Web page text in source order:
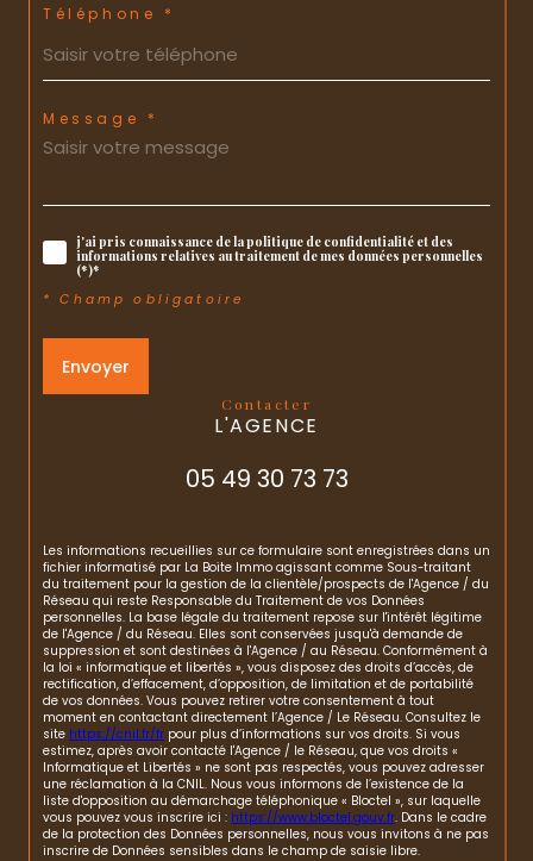
Téléphone *
Message *
j'ai pris connaissance de la politique de confidentialité et des
informations relatives au traitement de mes données personnelles
(*)*
* Champ obligatoire
Envoyer
contacter
L'AGENCE
05 49 30 73 73
Les informations recueillies sur ce formulaire sont enregistrées dans un
fichier informatisé par La Boite Immo agissant comme Sous-traitant
du traitement pour la gestion de la clientèle/prospects de l'Agence / du
Réseau qui reste Responsable du Traitement de vos Données
personnelles. La base légale du traitement repose sur l'intérêt légitime
de l'Agence / du Réseau. Elles sont conservées jusqu'à demande de
suppression et sont destinées à l'Agence / au Réseau. Conformément à
la loi « informatique et libertés », vous disposez des droits d’accès, de
rectification, d’effacement, d’opposition, de limitation et de portabilité
de vos données. Vous pouvez retirer votre consentement à tout
moment en contactant directement l’Agence / Le Réseau. Consultez le
site https://cnil.fr/fr pour plus d’informations sur vos droits. Si vous
estimez, après avoir contacté l'Agence / le Réseau, que vos droits «
Informatique et Libertés » ne sont pas respectés, vous pouvez adresser
une réclamation à la CNIL. Nous vous informons de l’existence de la
liste d'opposition au démarchage téléphonique « Bloctel », sur laquelle
vous pouvez vous inscrire ici : https://www.bloctel.gouv.fr. Dans le cadre
de la protection des Données personnelles, nous vous invitons à ne pas
inscrire de Données sensibles dans le champ de saisie libre.